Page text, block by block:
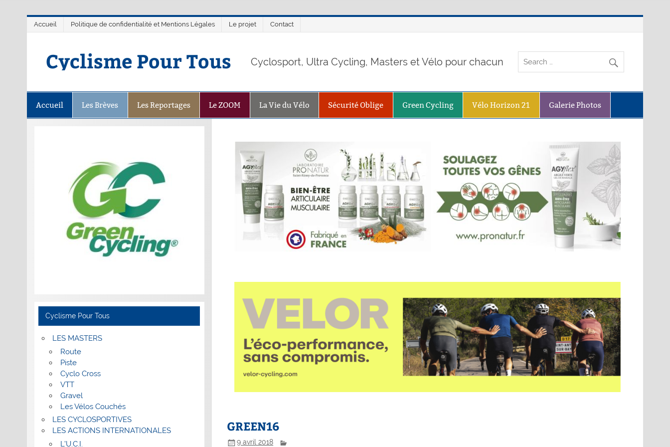
Accueil Politique de confidentialité et Mentions Légales Le projet Contact
Cyclisme Pour Tous Cyclosport, Ultra Cycling, Masters et Vélo pour chacun
Accueil Les Brèves Les Reportages Le ZOOM La Vie du Vélo Sécurité Oblige Green Cycling Vélo Horizon 21 Galerie Photos
GREEN16
9 avril 2018
Cyclisme Pour Tous
LES MASTERS
Route
Piste
Cyclo Cross
VTT
Gravel
Les Vélos Couchés
LES CYCLOSPORTIVES
LES ACTIONS INTERNATIONALES
L’U.C.I.